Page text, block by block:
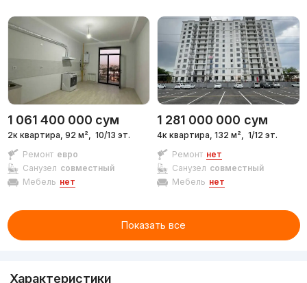
1 061 400 000 сум
2к квартира, 92 м², 10/13 эт.
Ремонт евро
Санузел совместный
Мебель нет
1 281 000 000 сум
4к квартира, 132 м², 1/12 эт.
Ремонт нет
Санузел совместный
Мебель нет
Показать все
Характеристики